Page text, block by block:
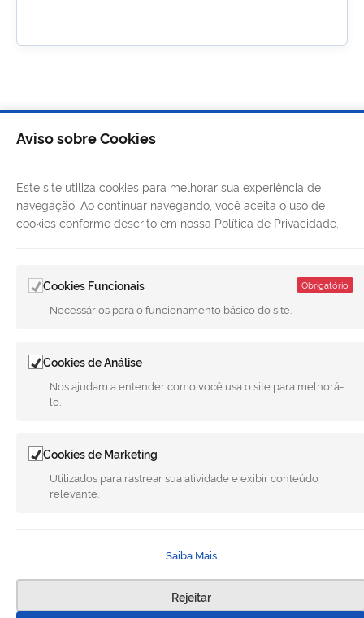
CANAIS
MUNICÍPIO DE MERIDIANO
Facebook
Twitter
LinkedIn
Instagram
Youtube
Aviso sobre Cookies
Este site utiliza cookies para melhorar sua experiência de
navegação. Ao continuar navegando, você aceita o uso de
cookies conforme descrito em nossa Política de Privacidade.
Cookies Funcionais Obrigatório
Necessários para o funcionamento básico do site.
Cookies de Análise
Nos ajudam a entender como você usa o site para melhorá-
lo.
Cookies de Marketing
Utilizados para rastrear sua atividade e exibir conteúdo
relevante.
Saiba Mais
Rejeitar